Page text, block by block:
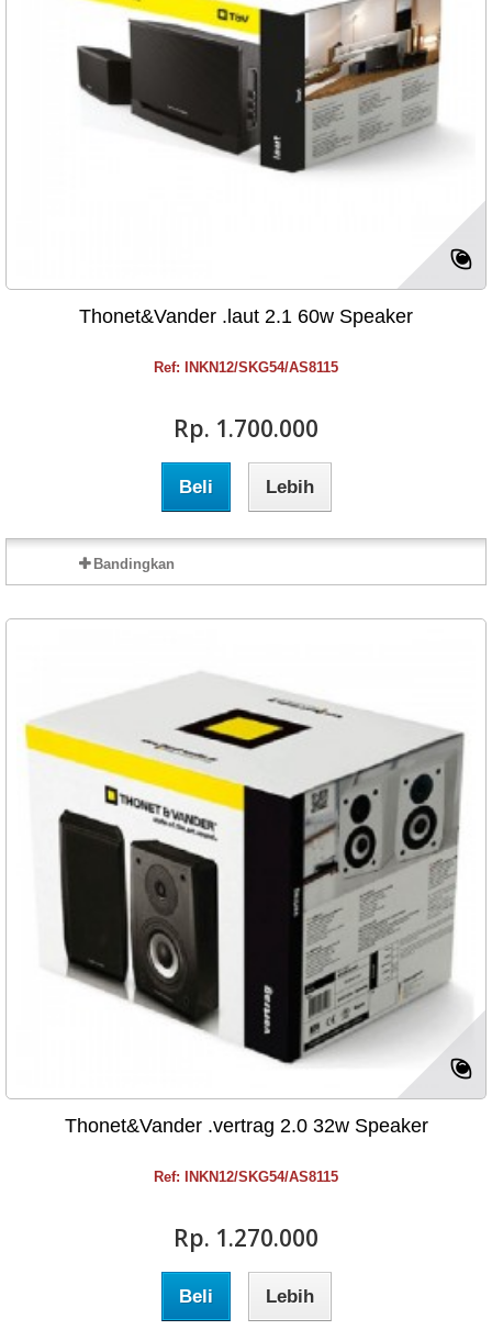
Thonet&Vander .laut 2.1 60w Speaker
Ref: INKN12/SKG54/AS8115
Rp‎. 1.700.000
Beli Lebih
Bandingkan
Thonet&Vander .vertrag 2.0 32w Speaker
Ref: INKN12/SKG54/AS8115
Rp‎. 1.270.000
Beli Lebih